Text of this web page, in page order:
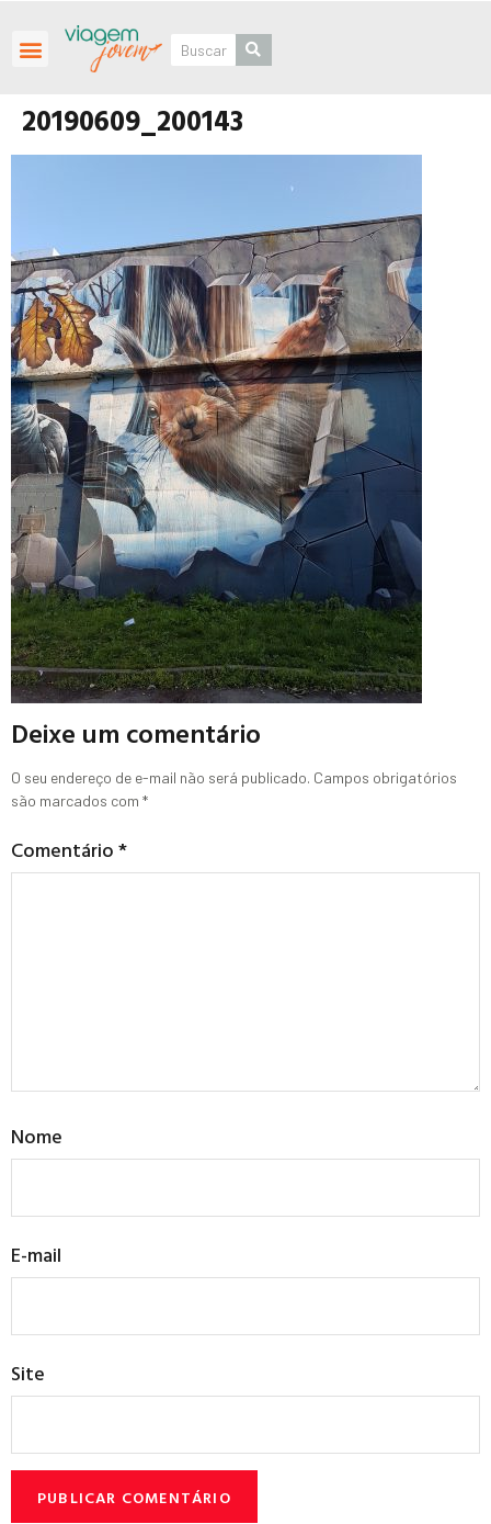
20190609_200143
Deixe um comentário
O seu endereço de e-mail não será publicado. Campos obrigatórios
são marcados com *
Comentário*
Nome
E-mail
Site